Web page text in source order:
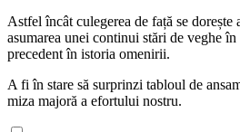
Astfel încât culegerea de față se
asumarea unei continui stări de veghe
precedent în istoria omenirii.
A fi în stare să surprinzi tabloul de
miza majoră a efortului nostru.